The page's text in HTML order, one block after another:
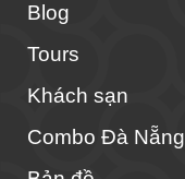
Blog
Tours
Khách sạn
Combo Đà Nẵng